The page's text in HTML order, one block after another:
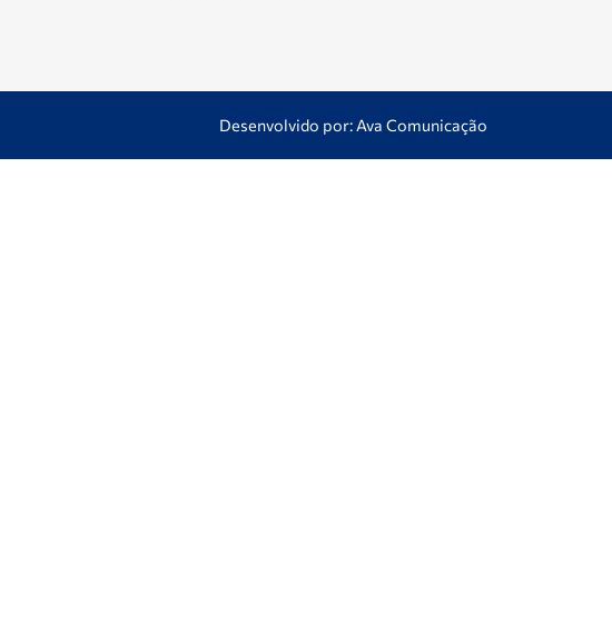
Desenvolvido por: Ava Comunicação